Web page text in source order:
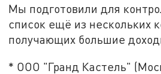
Мы подготовили для
список ещё из нескольких
получающих большие
* ООО "Гранд Кастель"